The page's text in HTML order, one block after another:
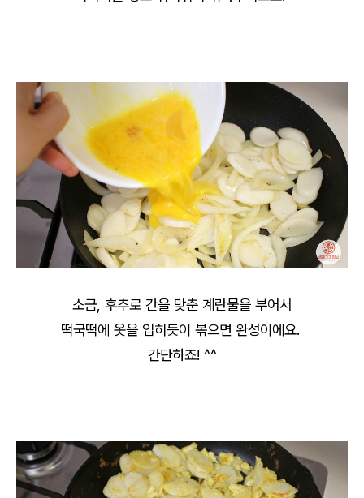
소금, 후추로 간을 맞춘 계란물을 부어서
떡국떡에 옷을 입히듯이 볶으면 완성이에요.
간단하죠! ^^